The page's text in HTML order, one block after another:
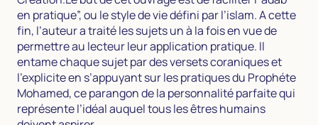
en pratique”, ou le style de vie défini par l’islam. A cette
fin, l’auteur a traité les sujets un à la fois en vue de
permettre au lecteur leur application pratique. Il
entame chaque sujet par des versets coraniques et
l’explicite en s’appuyant sur les pratiques du Prophéte
Mohamed, ce parangon de la personnalité parfaite qui
représente l’idéal auquel tous les êtres humains